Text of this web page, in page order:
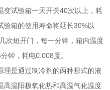
试验箱一天开关40次以上，耗
验箱的使用寿命将延长30%以
次短开门，每一分钟，箱内温度
钟，耗电0.008度。
是通过制冷剂的两种形式的液
高温阳极氧化热和高温气化温度